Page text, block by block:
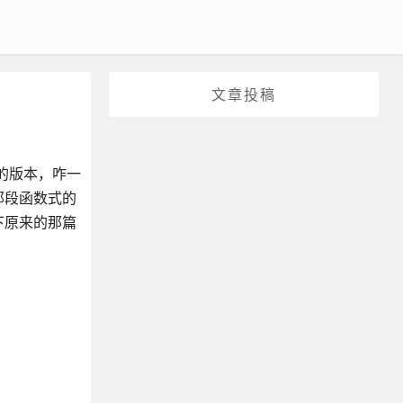
文章投稿
版本，咋一
函数式的
来的那篇